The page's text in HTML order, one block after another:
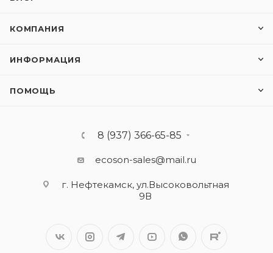
КОМПАНИЯ
ИНФОРМАЦИЯ
ПОМОЩЬ
8 (937) 366-65-85
ecoson-sales@mail.ru
г. Нефтекамск, ул.Высоковольтная
9В